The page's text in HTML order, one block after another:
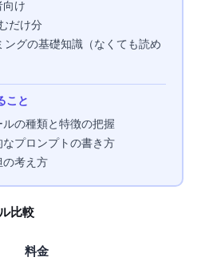
け
だけ10分
ングの基礎知識（なくても読め
こと
ルの種類と特徴の把握
なプロンプトの書き方
の考え方
比較
料金